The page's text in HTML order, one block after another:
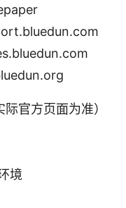
官方页面为准）
境